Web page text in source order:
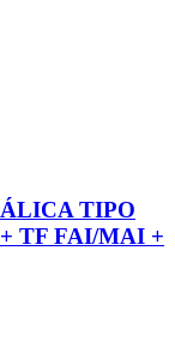
TIPO
+ TF FAI/MAI +